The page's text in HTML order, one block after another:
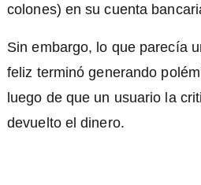
colones) en su cuenta
Sin embargo, lo que parecía
feliz terminó generando
luego de que un usuario la
devuelto el dinero.